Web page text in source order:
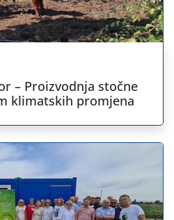
– Proizvodnja stočne
klimatskih promjena